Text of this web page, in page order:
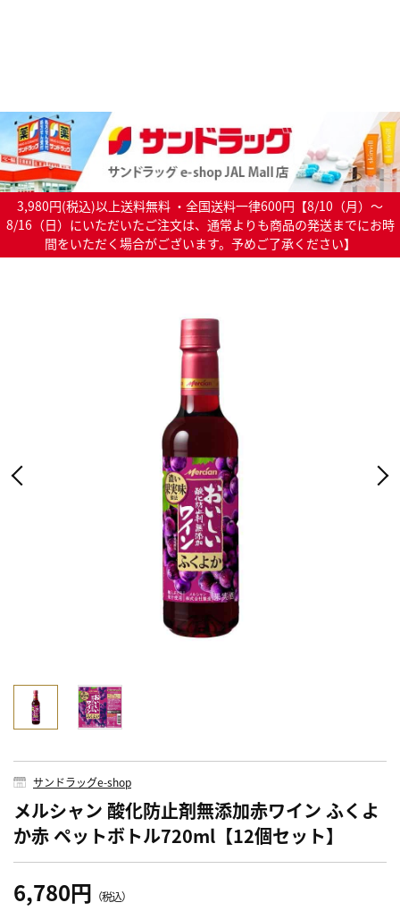
3,980円(税込)以上送料無料 ・全国送料一律600円【8/10（月）～
8/16（日）にいただいたご注文は、通常よりも商品の発送までにお時
間をいただく場合がございます。予めご了承ください】
サンドラッグe-shop
メルシャン 酸化防止剤無添加赤ワイン ふくよ
か赤 ペットボトル720ml【12個セット】
6,780円 （税込）